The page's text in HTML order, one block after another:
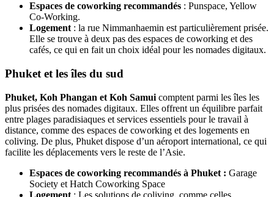
Espaces de coworking recommandés : Punspace, Yellow
Co-Working.
Logement : la rue Nimmanhaemin est particulièrement prisée.
Elle se trouve à deux pas des espaces de coworking et des
cafés, ce qui en fait un choix idéal pour les nomades digitaux.
Phuket et les îles du sud
Phuket, Koh Phangan et Koh Samui comptent parmi les îles les
plus prisées des nomades digitaux. Elles offrent un équilibre parfait
entre plages paradisiaques et services essentiels pour le travail à
distance, comme des espaces de coworking et des logements en
coliving. De plus, Phuket dispose d’un aéroport international, ce qui
facilite les déplacements vers le reste de l’Asie.
Espaces de coworking recommandés à Phuket : Garage
Society et Hatch Coworking Space
Logement : Les solutions de coliving, comme celles